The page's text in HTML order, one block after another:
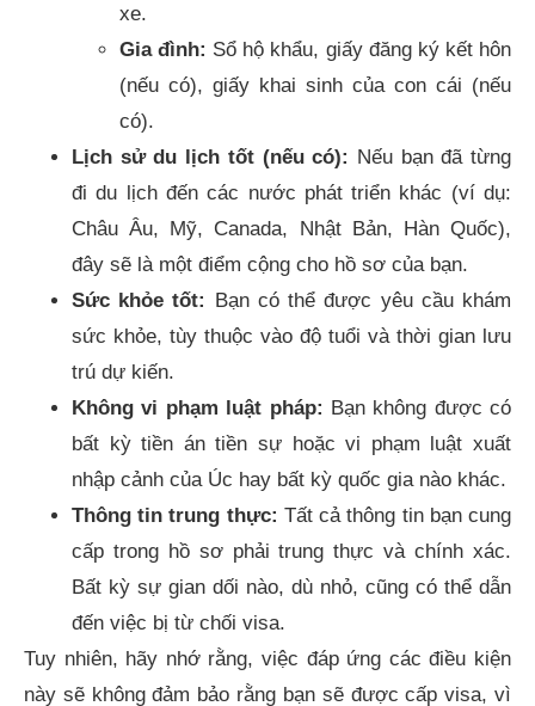
xe.
Gia đình: Sổ hộ khẩu, giấy đăng ký kết hôn
(nếu có), giấy khai sinh của con cái (nếu
có).
Lịch sử du lịch tốt (nếu có): Nếu bạn đã từng
đi du lịch đến các nước phát triển khác (ví dụ:
Châu Âu, Mỹ, Canada, Nhật Bản, Hàn Quốc),
đây sẽ là một điểm cộng cho hồ sơ của bạn.
Sức khỏe tốt: Bạn có thể được yêu cầu khám
sức khỏe, tùy thuộc vào độ tuổi và thời gian lưu
trú dự kiến.
Không vi phạm luật pháp: Bạn không được có
bất kỳ tiền án tiền sự hoặc vi phạm luật xuất
nhập cảnh của Úc hay bất kỳ quốc gia nào khác.
Thông tin trung thực: Tất cả thông tin bạn cung
cấp trong hồ sơ phải trung thực và chính xác.
Bất kỳ sự gian dối nào, dù nhỏ, cũng có thể dẫn
đến việc bị từ chối visa.
Tuy nhiên, hãy nhớ rằng, việc đáp ứng các điều kiện
này sẽ không đảm bảo rằng bạn sẽ được cấp visa, vì